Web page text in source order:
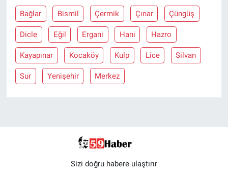
Bağlar Bismil Çermik Çınar Çüngüş
Dicle Eğil Ergani Hani Hazro
Kayapınar Kocaköy Kulp Lice Silvan
Sur Yenişehir Merkez
Sizi doğru habere ulaştırır